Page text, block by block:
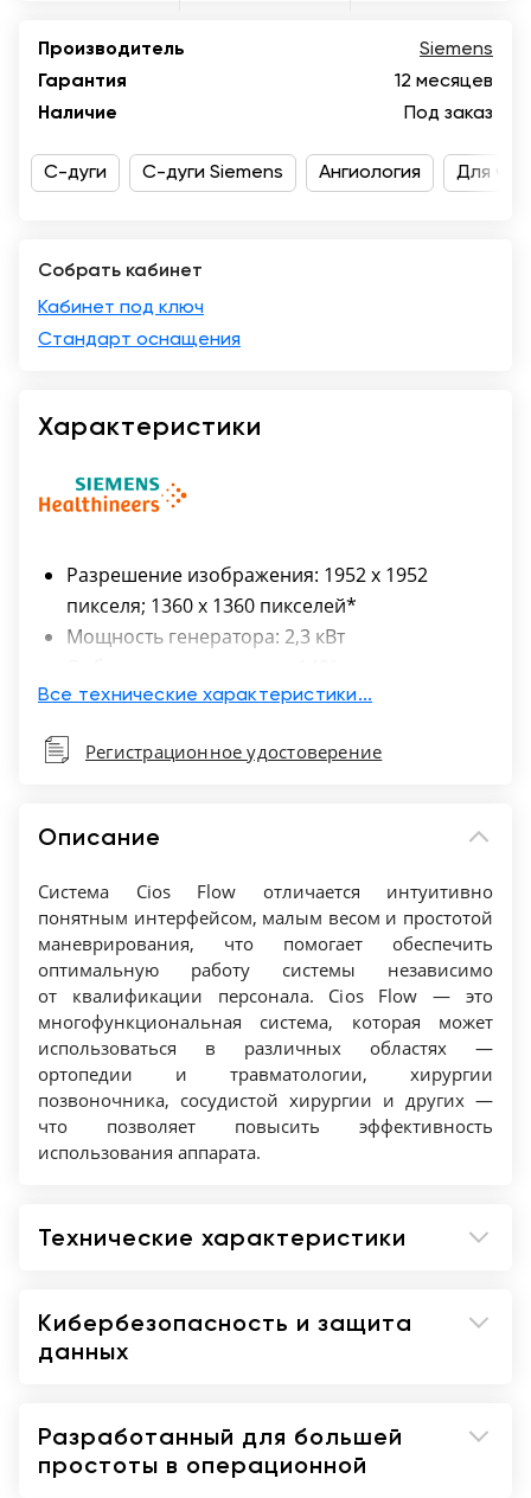
Москва
Производитель
Siemens
Гарантия
12 месяцев
Наличие
Под заказ
С-дуги С-дуги Siemens Ангиология Для
Собрать кабинет
Кабинет под ключ
Стандарт оснащения
Характеристики
Разрешение изображения: 1952 x 1952
пикселя; 1360 x 1360 пикселей*
Мощность генератора: 2,3 кВт
Глубина погружения: 73 см
Свободное пространство: 80,3 см
Все технические характеристики...
Регистрационное удостоверение
Описание
Система Cios Flow отличается интуитивно
понятным интерфейсом, малым весом и простотой
маневрирования, что помогает обеспечить
оптимальную работу системы независимо
от квалификации персонала. Cios Flow — это
многофункциональная система, которая может
использоваться в различных областях —
ортопедии и травматологии, хирургии
позвоночника, сосудистой хирургии и других —
что позволяет повысить эффективность
использования аппарата.
Технические характеристики
Кибербезопасность и защита
данных
Разработанный для большей
простоты в операционной